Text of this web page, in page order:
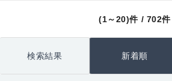
(1～20)件 / 702件
検索結果 新着順